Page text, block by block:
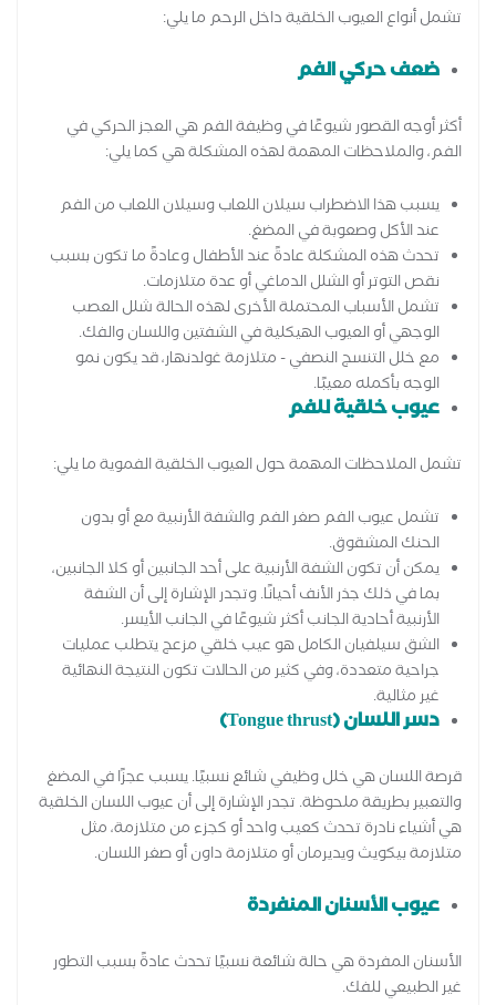
تشمل أنواع العيوب الخلقية داخل الرحم ما يلي:
ضعف حركي الفم
أكثر أوجه القصور شيوعًا في وظيفة الفم هي العجز الحركي في
الفم، والملاحظات المهمة لهذه المشكلة هي كما يلي:
يسبب هذا الاضطراب سيلان اللعاب وسيلان اللعاب من الفم
عند الأكل وصعوبة في المضغ.
تحدث هذه المشكلة عادةً عند الأطفال وعادةً ما تكون بسبب
نقص التوتر أو الشلل الدماغي أو عدة متلازمات.
تشمل الأسباب المحتملة الأخرى لهذه الحالة شلل العصب
الوجهي أو العيوب الهيكلية في الشفتين واللسان والفك.
مع خلل التنسج النصفي - متلازمة غولدنهار، قد يكون نمو
الوجه بأكمله معيبًا.
عيوب خلقية للفم
تشمل الملاحظات المهمة حول العيوب الخلقية الفموية ما يلي:
تشمل عيوب الفم صغر الفم والشفة الأرنبية مع أو بدون
الحنك المشقوق.
يمكن أن تكون الشفة الأرنبية على أحد الجانبين أو كلا الجانبين،
بما في ذلك جذر الأنف أحيانًا. وتجدر الإشارة إلى أن الشفة
الأرنبية أحادية الجانب أكثر شيوعًا في الجانب الأيسر.
الشق سيلفيان الكامل هو عيب خلقي مزعج يتطلب عمليات
جراحية متعددة، وفي كثير من الحالات تكون النتيجة النهائية
غير مثالية.
دسر اللسان (Tongue thrust)
قرصة اللسان هي خلل وظيفي شائع نسبيًا. يسبب عجزًا في المضغ
والتعبير بطريقة ملحوظة. تجدر الإشارة إلى أن عيوب اللسان الخلقية
هي أشياء نادرة تحدث كعيب واحد أو كجزء من متلازمة، مثل
متلازمة بيكويث ويديرمان أو متلازمة داون أو صغر اللسان.
عيوب الأسنان المنفردة
الأسنان المفردة هي حالة شائعة نسبيًا تحدث عادةً بسبب التطور
غير الطبيعي للفك.